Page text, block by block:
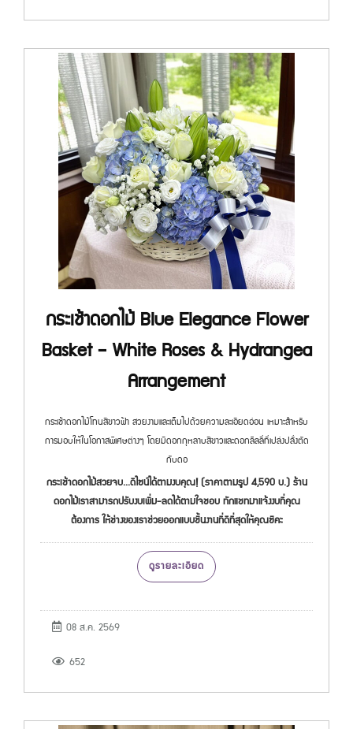
กระเช้าดอกไม้ Blue Elegance Flower
Basket – White Roses & Hydrangea
Arrangement
กระเช้าดอกไม้โทนสีขาวฟ้า สวยงามและเต็มไปด้วยความละเอียดอ่อน เหมาะสำหรับ
การมอบให้ในโอกาสพิเศษต่างๆ โดยมีดอกกุหลาบสีขาวและดอกลิลลี่ที่เปล่งปลั่งตัด
กับดอ
กระเช้าดอกไม้สวยจบ...ดีไซน์ได้ตามงบคุณ! (ราคาตามรูป 4,590 บ.) ร้าน
ดอกไม้เราสามารถปรับงบเพิ่ม-ลดได้ตามใจชอบ ทักแชทมาแจ้งงบที่คุณ
ต้องการ ให้ช่างของเราช่วยออกแบบชิ้นงานที่ดีที่สุดให้คุณซิคะ
ดูรายละเอียด
08 ส.ค. 2569
652